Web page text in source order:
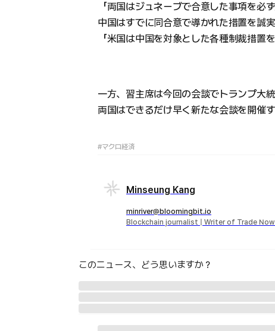
「両国はジュネーブで合意した事項を必
中国はすでに同合意で導かれた措置を誠
「米国は中国を対象とした各種制裁措置
一方、習主席は今回の会談でトランプ大
両国はできるだけ早く新たな会談を開催
#マクロ経済
Minseung Kang
minriver@bloomingbit.io
Blockchain journalist | Writer of Trade
このニュース、どう思いますか？